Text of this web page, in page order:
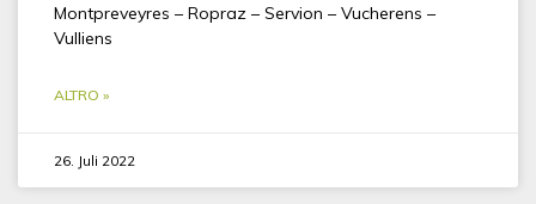
Montpreveyres – Ropraz – Servion – Vucherens –
Vulliens
ALTRO »
26. Juli 2022